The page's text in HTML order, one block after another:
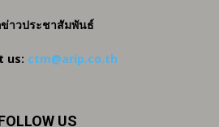
ข่าวประชาสัมพันธ์
us: ctm@arip.co.th
US